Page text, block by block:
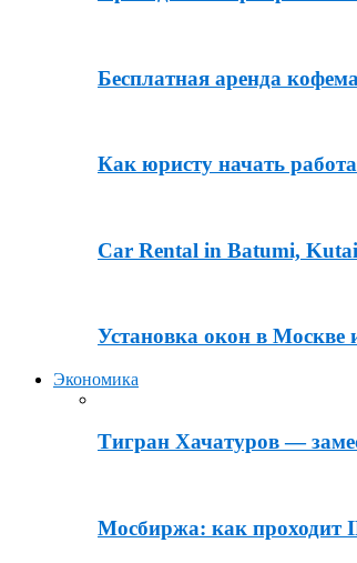
Бесплатная аренда
Как юристу начать
Car Rental in Batumi,
Установка окон в Москве
Экономика
Тигран Хачатуров —
Мосбиржа: как проходит